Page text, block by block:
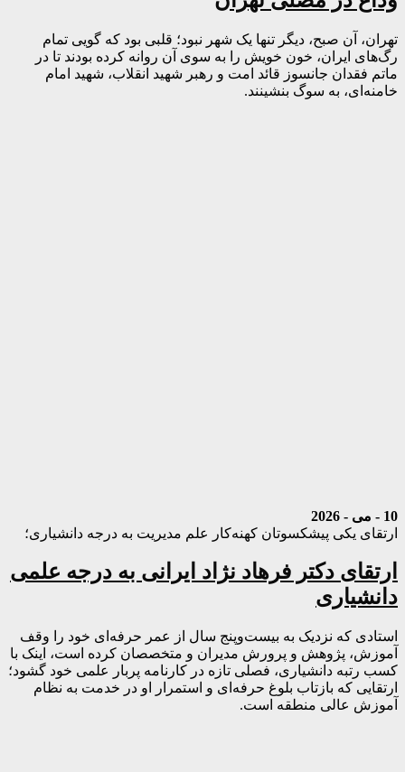
تهران، آن صبح، دیگر تنها یک شهر نبود؛ قلبی بود که گویی تمام
رگ‌های ایران، خون خویش را به سوی آن روانه کرده بودند تا در
ماتم فقدان جانسوز قائد امت و رهبر شهید انقلاب، شهید امام
خامنه‌ای، به سوگ بنشینند.
10 - می - 2026
ارتقای یکی پیشکسوتان کهنه‌کار علم مدیریت به درجه دانشیاری؛
ارتقای دکتر فرهاد نژاد ایرانی به درجه علمی
دانشیاری
استادی که نزدیک به بیست‌وپنج سال از عمر حرفه‌ای خود را وقف
آموزش، پژوهش و پرورش مدیران و متخصصان کرده است، اینک با
کسب رتبه دانشیاری، فصلی تازه در کارنامه پربار علمی خود گشود؛
ارتقایی که بازتاب بلوغ حرفه‌ای و استمرار او در خدمت به نظام
آموزش عالی منطقه است.